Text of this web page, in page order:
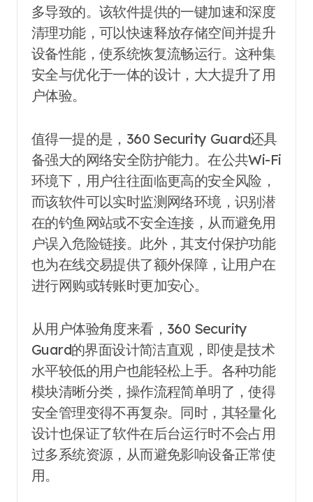
多导致的。该软件提供的一键加速和深度
清理功能，可以快速释放存储空间并提升
设备性能，使系统恢复流畅运行。这种集
安全与优化于一体的设计，大大提升了用
户体验。
值得一提的是，360 Security Guard还具
备强大的网络安全防护能力。在公共Wi-Fi
环境下，用户往往面临更高的安全风险，
而该软件可以实时监测网络环境，识别潜
在的钓鱼网站或不安全连接，从而避免用
户误入危险链接。此外，其支付保护功能
也为在线交易提供了额外保障，让用户在
进行网购或转账时更加安心。
从用户体验角度来看，360 Security
Guard的界面设计简洁直观，即使是技术
水平较低的用户也能轻松上手。各种功能
模块清晰分类，操作流程简单明了，使得
安全管理变得不再复杂。同时，其轻量化
设计也保证了软件在后台运行时不会占用
过多系统资源，从而避免影响设备正常使
用。